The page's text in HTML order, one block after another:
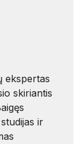
ekspertas
skiriantis
ir